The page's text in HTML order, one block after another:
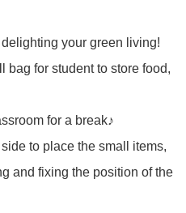
your green living!
bag for student to store food,
for a break♪
to place the small items,
and fixing the position of the